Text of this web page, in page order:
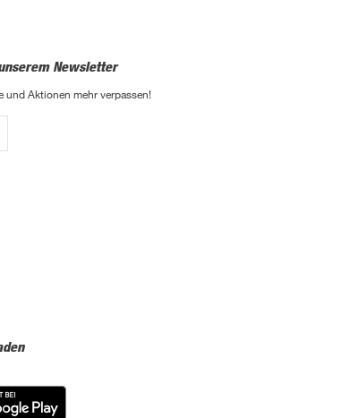
Newsletter
und Aktionen mehr verpassen!